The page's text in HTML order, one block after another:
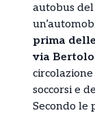
autobus
prima
via
soccorsi e
Secondo le